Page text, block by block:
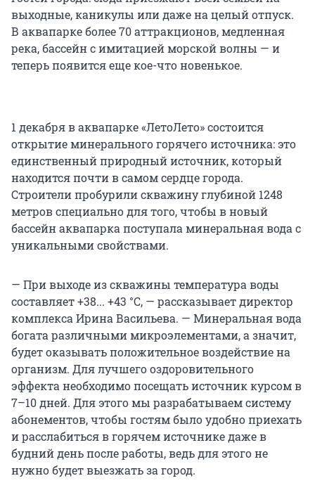
выходные, каникулы или даже на целый отпуск.
В аквапарке более 70 аттракционов, медленная
река, бассейн с имитацией морской волны — и
теперь появится еще кое-что новенькое.
1 декабря в аквапарке «ЛетоЛето» состоится
открытие минерального горячего источника: это
единственный природный источник, который
находится почти в самом сердце города.
Строители пробурили скважину глубиной 1248
метров специально для того, чтобы в новый
бассейн аквапарка поступала минеральная вода с
уникальными свойствами.
— При выходе из скважины температура воды
составляет +38... +43 °C, — рассказывает директор
комплекса Ирина Васильева. — Минеральная вода
богата различными микроэлементами, а значит,
будет оказывать положительное воздействие на
организм. Для лучшего оздоровительного
эффекта необходимо посещать источник курсом в
7–10 дней. Для этого мы разрабатываем систему
абонементов, чтобы гостям было удобно приехать
и расслабиться в горячем источнике даже в
будний день после работы, ведь для этого не
нужно будет выезжать за город.